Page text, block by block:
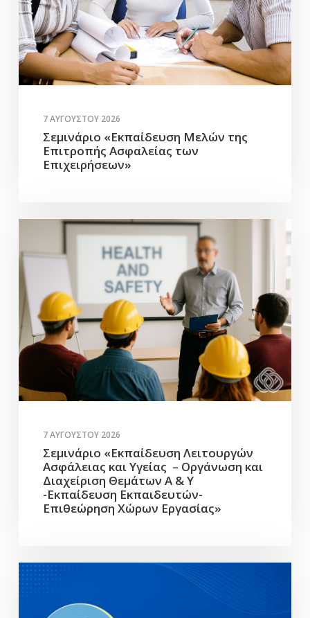
7 ΑΥΓΟΎΣΤΟΥ 2026
Σεμινάριο «Εκπαίδευση Μελών της
Επιτροπής Ασφαλείας των
Επιχειρήσεων»
7 ΑΥΓΟΎΣΤΟΥ 2026
Σεμινάριο «Εκπαίδευση Λειτουργών
Ασφάλειας και Υγείας – Οργάνωση και
Διαχείριση Θεμάτων Α & Υ
-Εκπαίδευση Εκπαιδευτών-
Επιθεώρηση Χώρων Εργασίας»